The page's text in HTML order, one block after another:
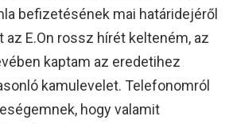
befizetésének mai határidejéről
E.On rossz hírét kelteném, az
kaptam az eredetihez
kamulevelet. Telefonomról
hogy valamit